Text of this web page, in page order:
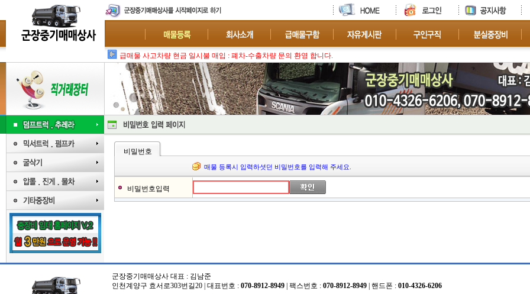
급매물 사고차량 현금 일시불 매입 : 폐차-수출차량 문의 환영 합니다.
비밀번호
매물 등록시 입력하셧던 비밀번호를 입력해 주세요.
비밀번호입력
군장중기매매상사 대표 : 김남준
인천계양구 효서로303번길20 | 대표번호 : 070-8912-8949 | 팩스번호 : 070-8912-8949 | 핸드폰 : 010-4326-6206